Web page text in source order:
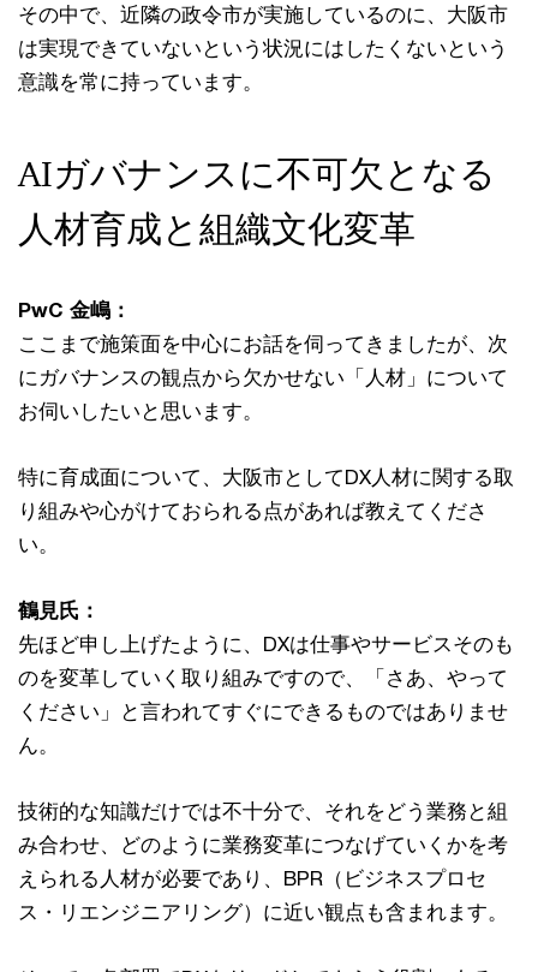
その中で、近隣の政令市が実施しているのに、大阪市
は実現できていないという状況にはしたくないという
意識を常に持っています。
AIガバナンスに不可欠となる
人材育成と組織文化変革
PwC 金嶋：
ここまで施策面を中心にお話を伺ってきましたが、次
にガバナンスの観点から欠かせない「人材」について
お伺いしたいと思います。
特に育成面について、大阪市としてDX人材に関する取
り組みや心がけておられる点があれば教えてくださ
い。
鶴見氏：
先ほど申し上げたように、DXは仕事やサービスそのも
のを変革していく取り組みですので、「さあ、やって
ください」と言われてすぐにできるものではありませ
ん。
技術的な知識だけでは不十分で、それをどう業務と組
み合わせ、どのように業務変革につなげていくかを考
えられる人材が必要であり、BPR（ビジネスプロセ
ス・リエンジニアリング）に近い観点も含まれます。